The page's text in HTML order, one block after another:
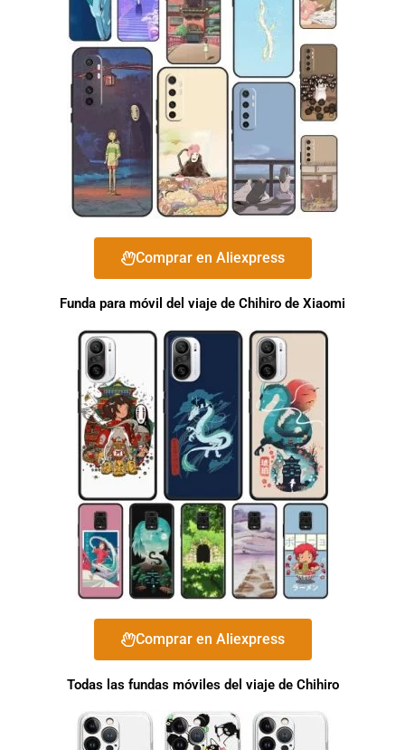
Comprar en Aliexpress
Funda para móvil del viaje de Chihiro de Xiaomi
Comprar en Aliexpress
Todas las fundas móviles del viaje de Chihiro